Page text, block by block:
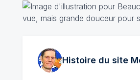
Histoire du site